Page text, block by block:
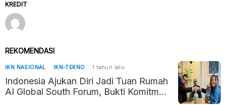
KREDIT
REKOMENDASI
IKN NASIONAL IKN-TEKNO 1 tahun lalu
Indonesia Ajukan Diri Jadi Tuan Rumah
AI Global South Forum, Bukti Komitmen